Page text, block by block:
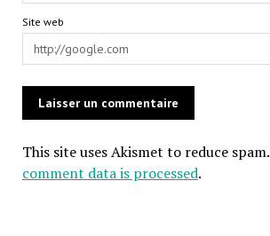
Site web
This site uses Akismet to reduce spam.
comment data is processed.